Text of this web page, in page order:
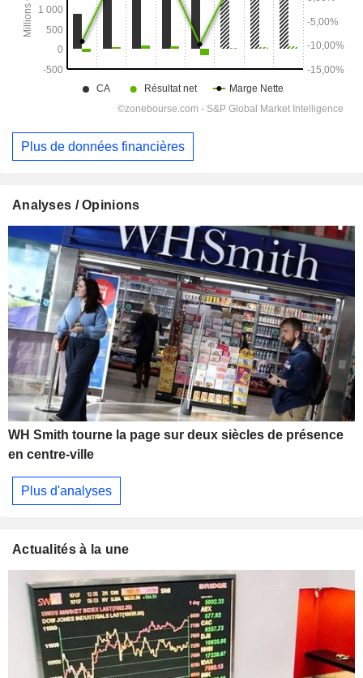
Plus de données financières
Analyses / Opinions
WH Smith tourne la page sur deux siècles de présence
en centre-ville
Plus d'analyses
Actualités à la une